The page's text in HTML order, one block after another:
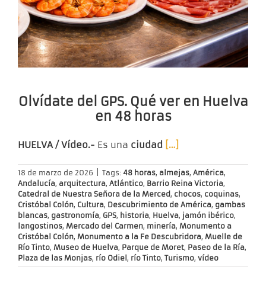
Olvídate del GPS. Qué ver en Huelva
en 48 horas
HUELVA / Vídeo.- Es una ciudad […]
18 de marzo de 2026 Tags: 48 horas, almejas, América,
Andalucía, arquitectura, Atlántico, Barrio Reina Victoria,
Catedral de Nuestra Señora de la Merced, chocos, coquinas,
Cristóbal Colón, Cultura, Descubrimiento de América, gambas
blancas, gastronomía, GPS, historia, Huelva, jamón ibérico,
langostinos, Mercado del Carmen, minería, Monumento a
Cristóbal Colón, Monumento a la Fe Descubridora, Muelle de
Río Tinto, Museo de Huelva, Parque de Moret, Paseo de la Ría,
Plaza de las Monjas, río Odiel , río Tinto, Turismo, vídeo